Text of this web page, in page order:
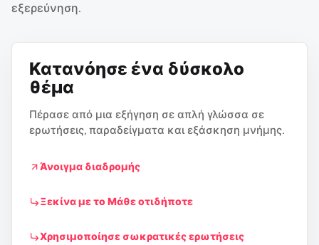
εξερεύνηση.
Κατανόησε ένα δύσκολο
θέμα
Πέρασε από μια εξήγηση σε απλή γλώσσα σε
ερωτήσεις, παραδείγματα και εξάσκηση μνήμης.
Άνοιγμα διαδρομής
Ξεκίνα με το Μάθε οτιδήποτε
Χρησιμοποίησε σωκρατικές ερωτήσεις